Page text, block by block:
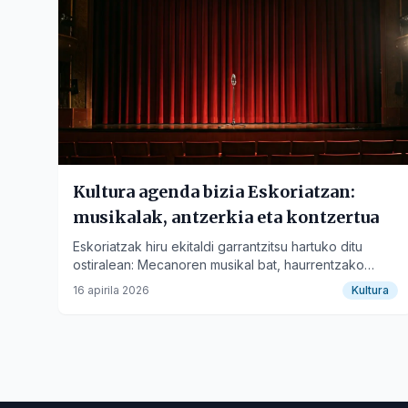
Dale
Kultura agenda bizia Eskoriatzan:
musikalak, antzerkia eta kontzertua
Eskoriatzak hiru ekitaldi garrantzitsu hartuko ditu
ostiralean: Mecanoren musikal bat, haurrentzako
antzerkia eta rock kontzertu bat.
16 apirila 2026 Kultura